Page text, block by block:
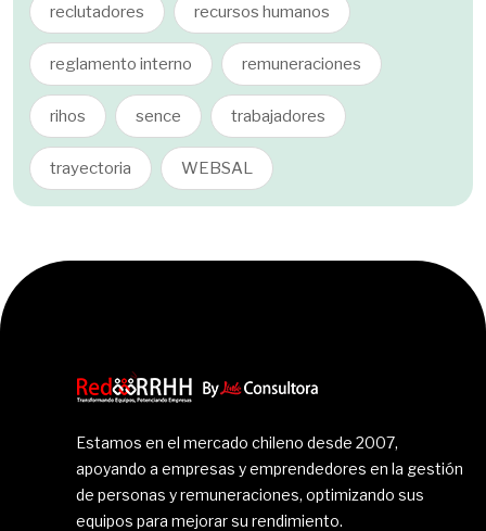
reclutadores recursos humanos
reglamento interno remuneraciones
rihos sence trabajadores
trayectoria WEBSAL
Estamos en el mercado chileno desde 2007,
apoyando a empresas y emprendedores en la gestión
de personas y remuneraciones, optimizando sus
equipos para mejorar su rendimiento.